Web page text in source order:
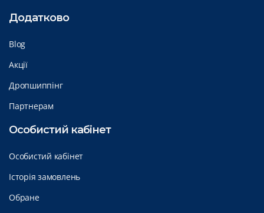
Додатково
Blog
Акції
Дропшиппінг
Партнерам
Особистий кабінет
Особистий кабінет
Історія замовлень
Обране